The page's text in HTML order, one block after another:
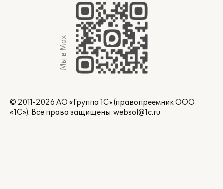
Мы в Max
© 2011-2026 АО «Группа 1С» (правопреемник ООО
«1С»). Все права защищены. websol@1c.ru